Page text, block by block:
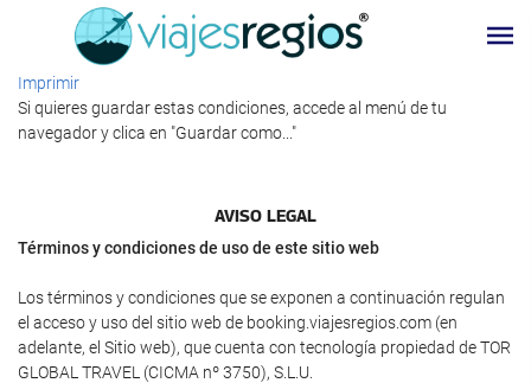
Imprimir
Si quieres guardar estas condiciones, accede al menú de tu
navegador y clica en "Guardar como..."
AVISO LEGAL
Términos y condiciones de uso de este sitio web
Los términos y condiciones que se exponen a continuación regulan
el acceso y uso del sitio web de booking.viajesregios.com (en
adelante, el Sitio web), que cuenta con tecnología propiedad de TOR
GLOBAL TRAVEL (CICMA nº 3750), S.L.U.